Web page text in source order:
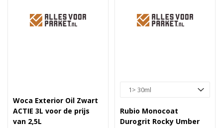
Woca Exterior Oil Zwart
ACTIE 3L voor de prijs
van 2,5L
Rubio Monocoat
Durogrit Rocky Umber